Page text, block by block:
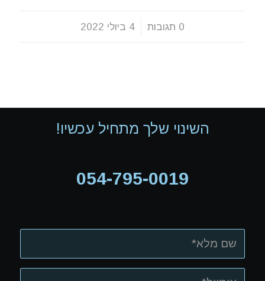
0 תגובות
/ 4 ביולי 2022
השינוי שלך מתחיל עכשיו!
054-795-0019